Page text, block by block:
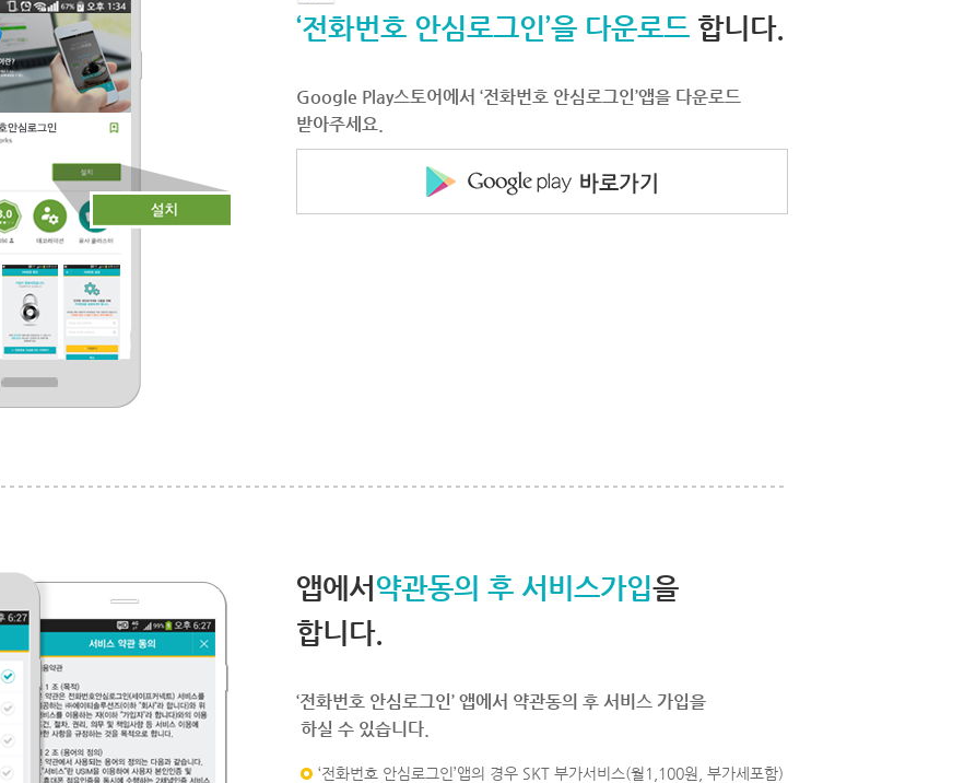
‘전화번호 안심로그인’을 다운로드 합니다.
Google Play스토어에서 ‘전화번호 안심로그인’앱을 다운로드
받아주세요.
앱에서 약관동의 후 서비스가입을
합니다.
‘전화번호 안심로그인’ 앱에서 약관동의 후 서비스 가입을
하실 수 있습니다.
‘전화번호 안심로그인’앱의 경우 SKT 부가서비스(월1,100원, 부가세포함)